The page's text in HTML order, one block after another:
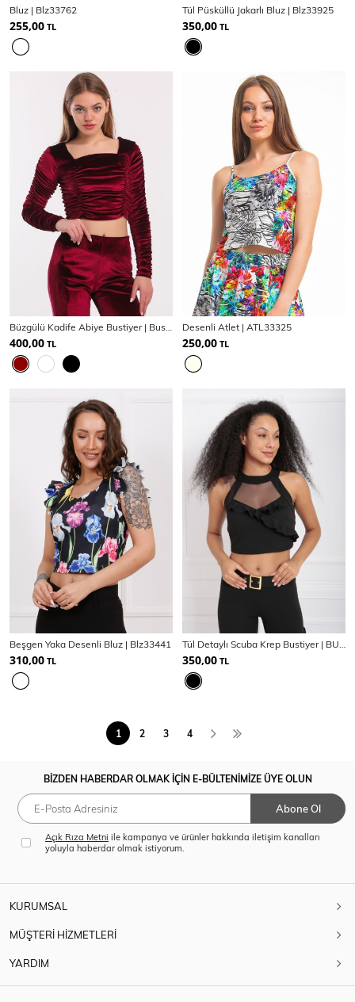
Bluz | Blz33762
255,00 TL
Tül Püsküllü Jakarlı Bluz | Blz33925
350,00 TL
Büzgülü Kadife Abiye Bustiyer | Bus33937
400,00 TL
Desenli Atlet | ATL33325
250,00 TL
Beşgen Yaka Desenli Bluz | Blz33441
310,00 TL
Tül Detaylı Scuba Krep Bustiyer | BUS33429
350,00 TL
1 2 3 4
BİZDEN HABERDAR OLMAK İÇİN E-BÜLTENİMİZE ÜYE OLUN
Abone Ol
Açık Rıza Metni ile kampanya ve ürünler hakkında iletişim kanalları
yoluyla haberdar olmak istiyorum.
KURUMSAL
MÜŞTERİ HİZMETLERİ
YARDIM